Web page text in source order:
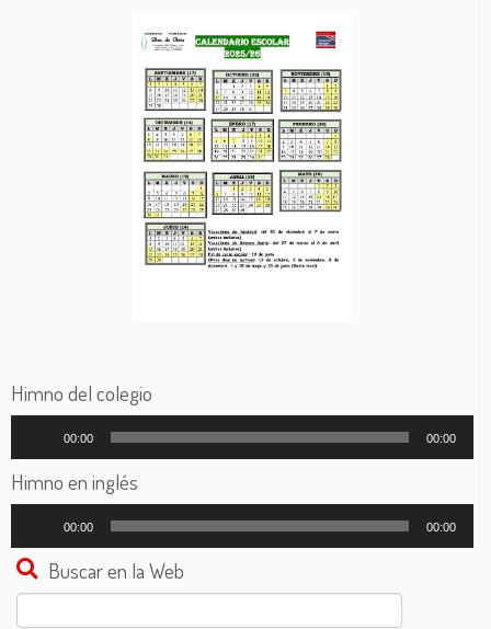
Himno del colegio
audio
00:00 00:00
Himno en inglés
audio
00:00 00:00
Buscar en la Web
Buscar: